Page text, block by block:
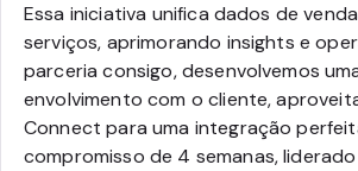
Essa iniciativa unifica dados de
serviços, aprimorando insights e
parceria consigo, desenvolvemos
envolvimento com o cliente,
Connect para uma integração
compromisso de 4 semanas,